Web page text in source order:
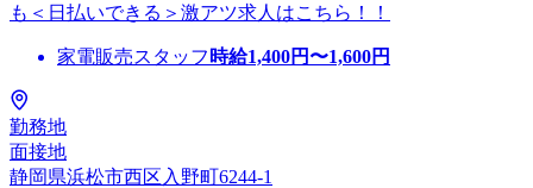
も＜日払いできる＞激アツ求人はこちら！！
家電販売スタッフ 時給1,400円〜1,600円
勤務地
面接地
静岡県浜松市西区入野町6244-1